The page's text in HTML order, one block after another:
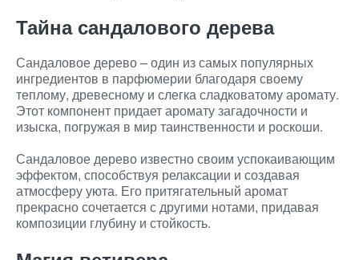
Тайна сандалового дерева
Сандаловое дерево – один из самых популярных
ингредиентов в парфюмерии благодаря своему
теплому, древесному и слегка сладковатому аромату.
Этот компонент придает аромату загадочности и
изыска, погружая в мир таинственности и роскоши.
Сандаловое дерево известно своим успокаивающим
эффектом, способствуя релаксации и создавая
атмосферу уюта. Его притягательный аромат
прекрасно сочетается с другими нотами, придавая
композиции глубину и стойкость.